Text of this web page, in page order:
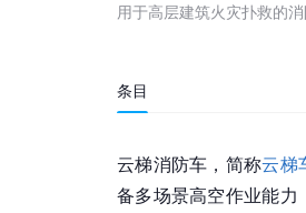
用于高层建筑火灾扑救的
条目
云梯消防车，简称云梯
备多场景高空作业能力